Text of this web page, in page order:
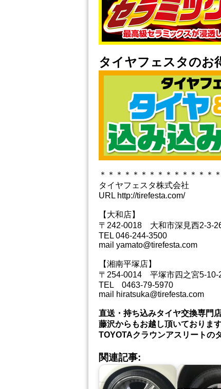
タイヤフェスタのお
＊＊＊＊＊＊＊＊＊＊＊＊＊＊
タイヤフェスタ株式会社
URL http://tirefesta.com/
【大和店】
〒242-0018 大和市深見西2-3-
TEL 046-244-3500
mail yamato@tirefesta.com
【湘南平塚店】
〒254-0014 平塚市四之宮5-10-
TEL 0463-79-5970
mail hiratsuka@tirefesta.com
直送・持ち込みタイヤ交換専門
藤沢からもお越し頂いております
TOYOTAクラウンアスリートの
関連記事: